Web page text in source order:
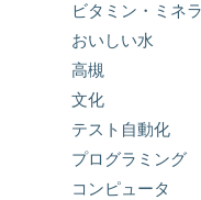
ビタミン・ミネ
おいしい水
高槻
文化
テスト自動化
プログラミング
コンピュータ